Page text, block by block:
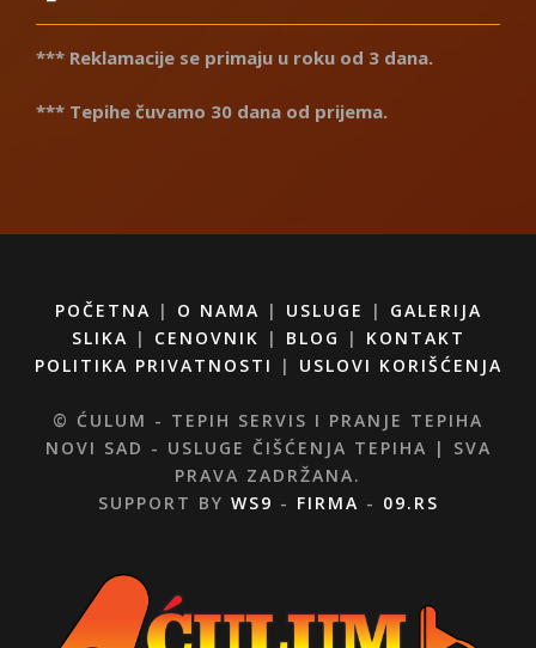
*** Reklamacije se primaju u roku od 3 dana.
*** Tepihe čuvamo 30 dana od prijema.
POČETNA | O NAMA | USLUGE | GALERIJA
SLIKA | CENOVNIK | BLOG | KONTAKT
POLITIKA PRIVATNOSTI
| USLOVI KORIŠĆENJA
© ĆULUM - TEPIH SERVIS I PRANJE TEPIHA
NOVI SAD - USLUGE ČIŠĆENJA TEPIHA | SVA
PRAVA ZADRŽANA.
SUPPORT BY WS9 - FIRMA - 09.RS